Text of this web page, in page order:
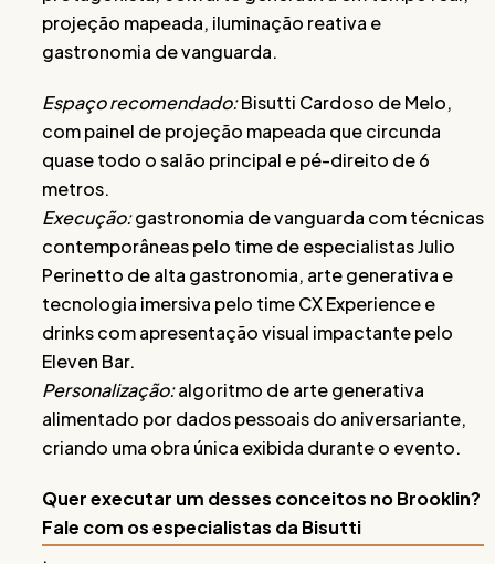
projeção mapeada, iluminação reativa e
gastronomia de vanguarda.
Espaço recomendado:Bisutti Cardoso de Melo,
com painel de projeção mapeada que circunda
quase todo o salão principal e pé-direito de 6
metros.
Execução:gastronomia de vanguarda com técnicas
contemporâneas pelo time de especialistas Julio
Perinetto de alta gastronomia, arte generativa e
tecnologia imersiva pelo time CX Experience e
drinks com apresentação visual impactante pelo
Eleven Bar.
Personalização:algoritmo de arte generativa
alimentado por dados pessoais do aniversariante,
criando uma obra única exibida durante o evento.
Quer executar um desses conceitos no Brooklin?
Fale com os especialistas da Bisutti
.